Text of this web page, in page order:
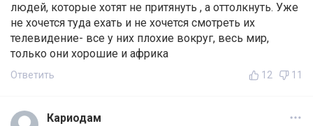
людей, которые хотят не притянуть , а оттолкнуть. Уже
не хочется туда ехать и не хочется смотреть их
телевидение- все у них плохие вокруг, весь мир,
только они хорошие и африка
Ответить 12 11
Кариодам